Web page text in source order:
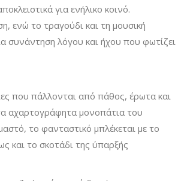
για ενήλικο κοινό.
ενώ το τραγούδι και τη μουσική
συνάντηση λόγου και ήχου που φωτίζει
που πάλλονται από πάθος, έρωτα και
αχαρτογράφητα μονοπάτια του
το φανταστικό μπλέκεται με το
και το σκοτάδι της ύπαρξής